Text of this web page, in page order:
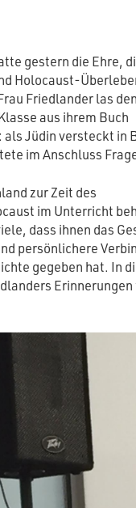
gestern die Ehre,
Holocaust-
Friedlander las den
aus ihrem Buch
als Jüdin versteckt in
im Anschluss
zur Zeit des
im Unterricht
dass ihnen das
persönlichere
gegeben hat. In